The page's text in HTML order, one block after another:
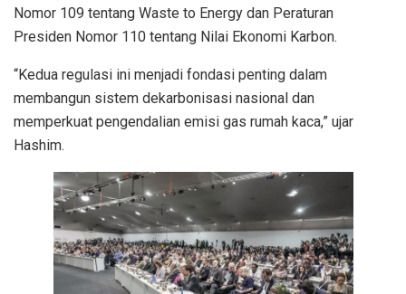
Nomor 109 tentang Waste to Energy dan Peraturan
Presiden Nomor 110 tentang Nilai Ekonomi Karbon.
“Kedua regulasi ini menjadi fondasi penting dalam
membangun sistem dekarbonisasi nasional dan
memperkuat pengendalian emisi gas rumah kaca,” ujar
Hashim.